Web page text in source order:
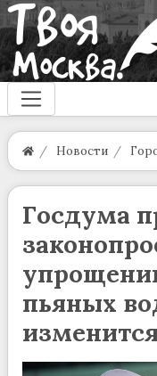
Новости
Госдума
пьяных
изменится